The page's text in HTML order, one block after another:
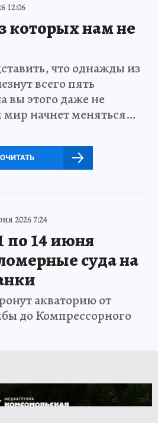
12:06
которых нам не
что однажды из
всего пять
вы этого даже не
мир начнет меняться…
2026 7:24
по 14 июня
суда на
акваторию от
до Компрессорного